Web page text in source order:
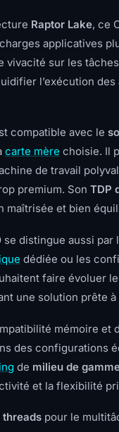
Raptor Lake, ce
applicatives
vivacité sur les
l’exécution
compatible avec le
carte mère choisie. Il
de travail
premium. Son TDP
maîtrisée et bien
se distingue aussi par
dédiée ou les
faire évoluer
une solution prête
mémoire et
des configurations
de milieu de
et la flexibilité
pour le